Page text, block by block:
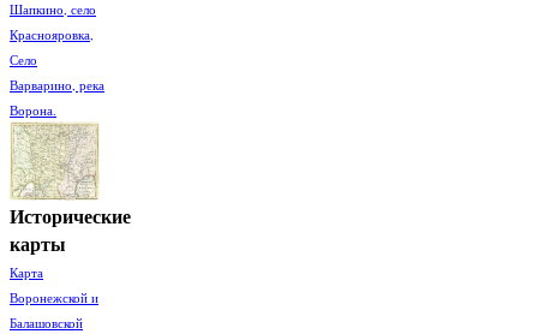
Шапкино, село
Краснояровка,
Село
Варварино, река
Ворона.
Исторические
карты
Карта
Воронежской и
Балашовской